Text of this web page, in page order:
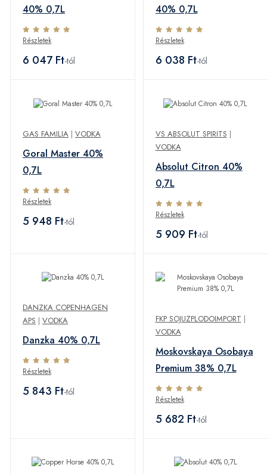
40% 0,7L
Részletek
6 047 Ft-tól
40% 0,7L
Részletek
6 038 Ft-tól
GAS FAMILIA | VODKA
Goral Master 40%
0,7L
Részletek
5 948 Ft-tól
VS ABSOLUT SPIRITS |
VODKA
Absolut Citron 40%
0,7L
Részletek
5 909 Ft-tól
DANZKA COPENHAGEN
APS | VODKA
Danzka 40% 0,7L
Részletek
5 843 Ft-tól
FKP SOJUZPLODOIMPORT |
VODKA
Moskovskaya Osobaya
Premium 38% 0,7L
Részletek
5 682 Ft-tól